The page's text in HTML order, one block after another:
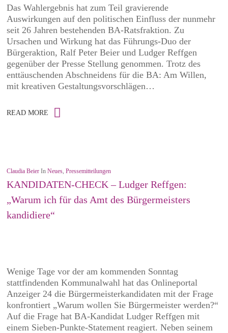
Das Wahlergebnis hat zum Teil gravierende
Auswirkungen auf den politischen Einfluss der nunmehr
seit 26 Jahren bestehenden BA-Ratsfraktion. Zu
Ursachen und Wirkung hat das Führungs-Duo der
Bürgeraktion, Ralf Peter Beier und Ludger Reffgen
gegenüber der Presse Stellung genommen. Trotz des
enttäuschenden Abschneidens für die BA: Am Willen,
mit kreativen Gestaltungsvorschlägen…
READ MORE
Claudia Beier InNeues,Pressemitteilungen
KANDIDATEN-CHECK – Ludger Reffgen:
„Warum ich für das Amt des Bürgermeisters
kandidiere“
Wenige Tage vor der am kommenden Sonntag
stattfindenden Kommunalwahl hat das Onlineportal
Anzeiger 24 die Bürgermeisterkandidaten mit der Frage
konfrontiert „Warum wollen Sie Bürgermeister werden?“
Auf die Frage hat BA-Kandidat Ludger Reffgen mit
einem Sieben-Punkte-Statement reagiert. Neben seinem